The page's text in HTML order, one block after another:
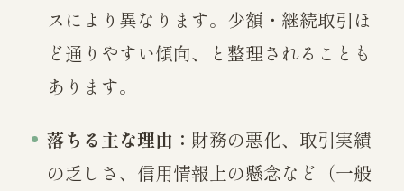
スにより異なります。少額・継続取引ほ
ど通りやすい傾向、と整理されることも
あります。
落ちる主な理由： 財務の悪化、取引実績
の乏しさ、信用情報上の懸念など（一般